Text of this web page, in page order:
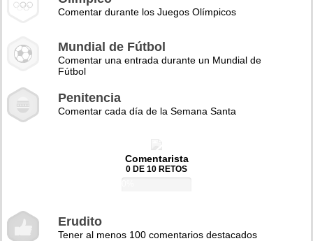
Comentar durante los Juegos Olímpicos
Mundial de Fútbol
Comentar una entrada durante un Mundial de
Fútbol
Penitencia
Comentar cada día de la Semana Santa
Comentarista
0 DE 10 RETOS
Erudito
Tener al menos 100 comentarios destacados